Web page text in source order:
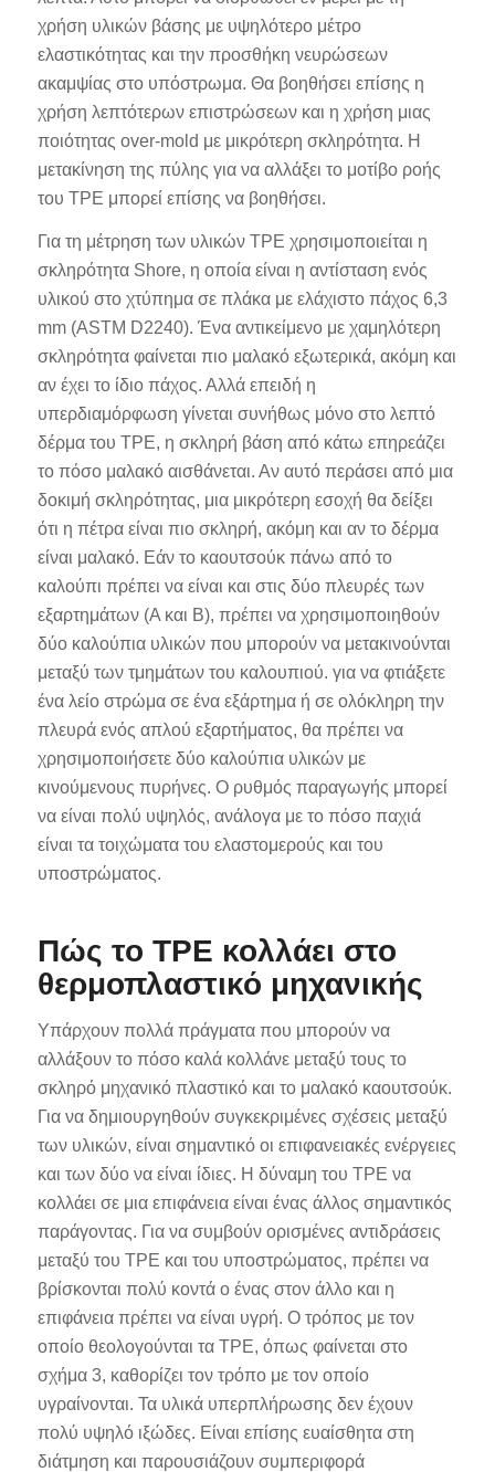
χρήση υλικών βάσης με υψηλότερο μέτρο
ελαστικότητας και την προσθήκη νευρώσεων
ακαμψίας στο υπόστρωμα. Θα βοηθήσει επίσης η
χρήση λεπτότερων επιστρώσεων και η χρήση μιας
ποιότητας over-mold με μικρότερη σκληρότητα. Η
μετακίνηση της πύλης για να αλλάξει το μοτίβο ροής
του TPE μπορεί επίσης να βοηθήσει.
Για τη μέτρηση των υλικών TPE χρησιμοποιείται η
σκληρότητα Shore, η οποία είναι η αντίσταση ενός
υλικού στο χτύπημα σε πλάκα με ελάχιστο πάχος 6,3
mm (ASTM D2240). Ένα αντικείμενο με χαμηλότερη
σκληρότητα φαίνεται πιο μαλακό εξωτερικά, ακόμη και
αν έχει το ίδιο πάχος. Αλλά επειδή η
υπερδιαμόρφωση γίνεται συνήθως μόνο στο λεπτό
δέρμα του TPE, η σκληρή βάση από κάτω επηρεάζει
το πόσο μαλακό αισθάνεται. Αν αυτό περάσει από μια
δοκιμή σκληρότητας, μια μικρότερη εσοχή θα δείξει
ότι η πέτρα είναι πιο σκληρή, ακόμη και αν το δέρμα
είναι μαλακό. Εάν το καουτσούκ πάνω από το
καλούπι πρέπει να είναι και στις δύο πλευρές των
εξαρτημάτων (Α και Β), πρέπει να χρησιμοποιηθούν
δύο καλούπια υλικών που μπορούν να μετακινούνται
μεταξύ των τμημάτων του καλουπιού. για να φτιάξετε
ένα λείο στρώμα σε ένα εξάρτημα ή σε ολόκληρη την
πλευρά ενός απλού εξαρτήματος, θα πρέπει να
χρησιμοποιήσετε δύο καλούπια υλικών με
κινούμενους πυρήνες. Ο ρυθμός παραγωγής μπορεί
να είναι πολύ υψηλός, ανάλογα με το πόσο παχιά
είναι τα τοιχώματα του ελαστομερούς και του
υποστρώματος.
Πώς το TPE κολλάει στο
θερμοπλαστικό μηχανικής
Υπάρχουν πολλά πράγματα που μπορούν να
αλλάξουν το πόσο καλά κολλάνε μεταξύ τους το
σκληρό μηχανικό πλαστικό και το μαλακό καουτσούκ.
Για να δημιουργηθούν συγκεκριμένες σχέσεις μεταξύ
των υλικών, είναι σημαντικό οι επιφανειακές ενέργειες
και των δύο να είναι ίδιες. Η δύναμη του TPE να
κολλάει σε μια επιφάνεια είναι ένας άλλος σημαντικός
παράγοντας. Για να συμβούν ορισμένες αντιδράσεις
μεταξύ του TPE και του υποστρώματος, πρέπει να
βρίσκονται πολύ κοντά ο ένας στον άλλο και η
επιφάνεια πρέπει να είναι υγρή. Ο τρόπος με τον
οποίο θεολογούνται τα TPE, όπως φαίνεται στο
σχήμα 3, καθορίζει τον τρόπο με τον οποίο
υγραίνονται. Τα υλικά υπερπλήρωσης δεν έχουν
πολύ υψηλό ιξώδες. Είναι επίσης ευαίσθητα στη
διάτμηση και παρουσιάζουν συμπεριφορά